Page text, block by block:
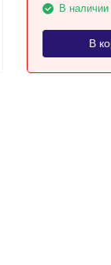
В наличии
В